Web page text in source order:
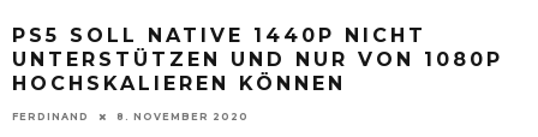
PS5 SOLL NATIVE 1440P NICHT
UNTERSTÜTZEN UND NUR VON 1080P
HOCHSKALIEREN KÖNNEN
FERDINAND 8. NOVEMBER 2020